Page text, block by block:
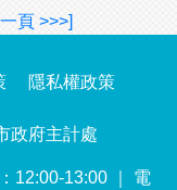
頁 >>>]
隱私權政策
政府主計處
12:00-13:00 ｜ 電